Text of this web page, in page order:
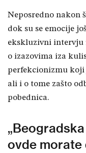
Neposredno nakon
dok su se emocije
ekskluzivni intervju
o izazovima iza
perfekcionizmu
ali i o tome zašto
pobednica.
ovde morate